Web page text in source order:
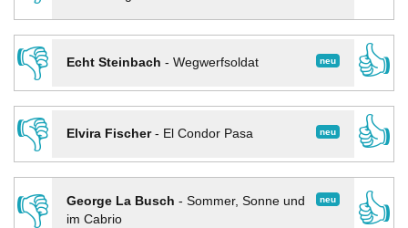
👎
neu
Echt Steinbach - Wegwerfsoldat
👍
👎
neu
Elvira Fischer- El Condor Pasa
👍
👎
neu
George La Busch - Sommer, Sonne und
im Cabrio
👍